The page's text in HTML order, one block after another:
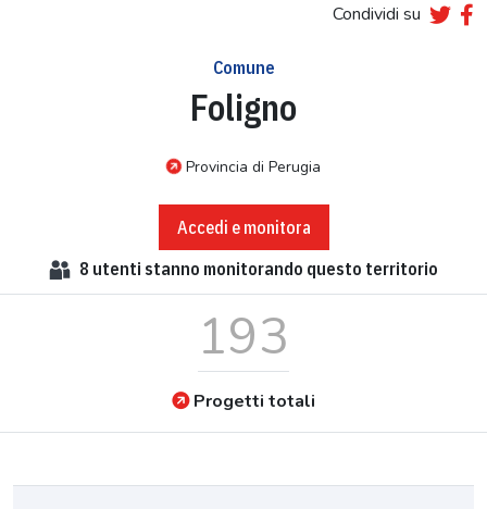
Condividi su
Comune
Foligno
Provincia di Perugia
Accedi e monitora
8 utenti stanno monitorando questo territorio
193
Progetti totali